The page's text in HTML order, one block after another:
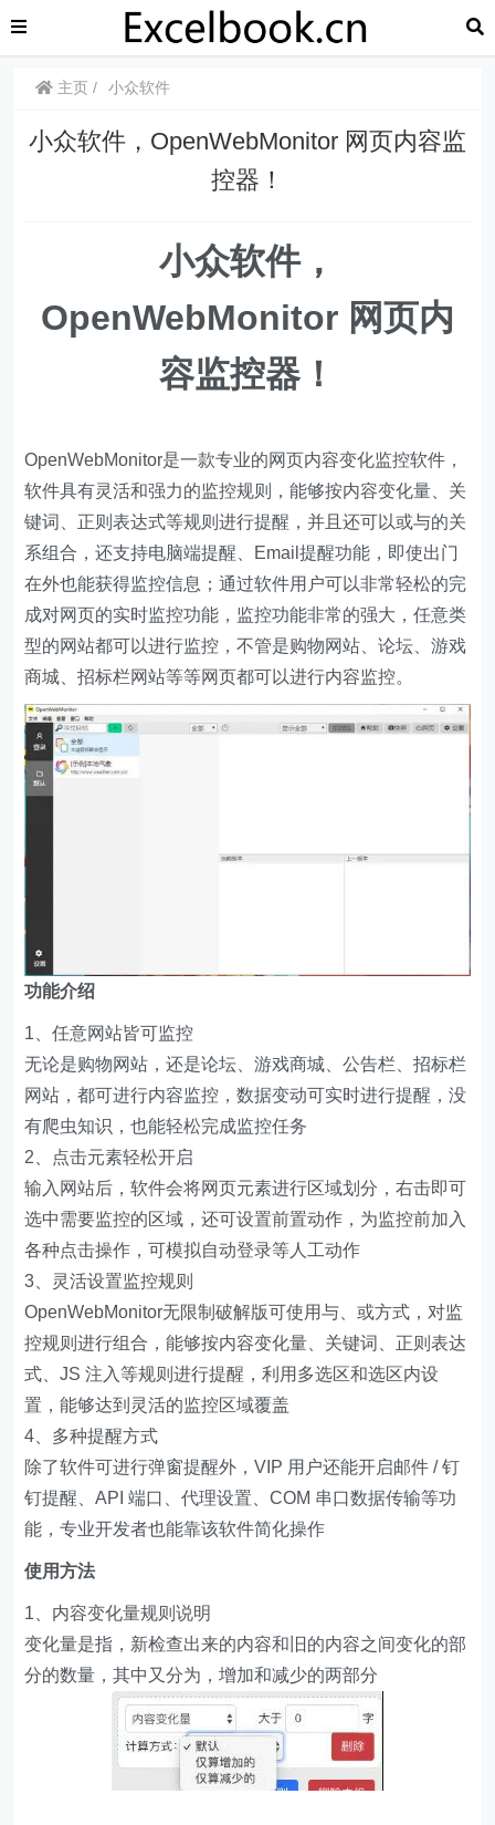
主页 小众软件
​​小众软件，OpenWebMonitor 网页内容监
控器！
小众软件，
OpenWebMonitor 网页内
容监控器！
OpenWebMonitor是一款专业的网页内容变化监控软件，
软件具有灵活和强力的监控规则，能够按内容变化量、关
键词、正则表达式等规则进行提醒，并且还可以或与的关
系组合，还支持电脑端提醒、Email提醒功能，即使出门
在外也能获得监控信息；通过软件用户可以非常轻松的完
成对网页的实时监控功能，监控功能非常的强大，任意类
型的网站都可以进行监控，不管是购物网站、论坛、游戏
商城、招标栏网站等等网页都可以进行内容监控。
功能介绍
1、任意网站皆可监控
无论是购物网站，还是论坛、游戏商城、公告栏、招标栏
网站，都可进行内容监控，数据变动可实时进行提醒，没
有爬虫知识，也能轻松完成监控任务
2、点击元素轻松开启
输入网站后，软件会将网页元素进行区域划分，右击即可
选中需要监控的区域，还可设置前置动作，为监控前加入
各种点击操作，可模拟自动登录等人工动作
3、灵活设置监控规则
OpenWebMonitor无限制破解版可使用与、或方式，对监
控规则进行组合，能够按内容变化量、关键词、正则表达
式、JS 注入等规则进行提醒，利用多选区和选区内设
置，能够达到灵活的监控区域覆盖
4、多种提醒方式
除了软件可进行弹窗提醒外，VIP 用户还能开启邮件 / 钉
钉提醒、API 端口、代理设置、COM 串口数据传输等功
能，专业开发者也能靠该软件简化操作
使用方法
1、内容变化量规则说明
变化量是指，新检查出来的内容和旧的内容之间变化的部
分的数量，其中又分为，增加和减少的两部分